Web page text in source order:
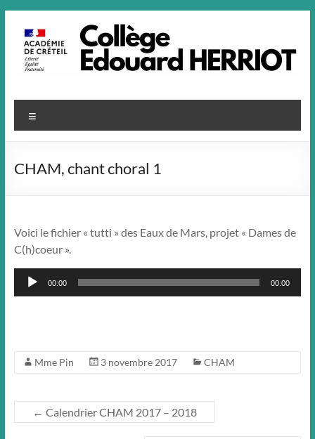
contenu
CHAM, chant choral 1
Voici le fichier « tutti » des Eaux de Mars, projet « Dames de
C(h)coeur ».
Lecteur
audio
00:00 00:00
Mme Pin 3 novembre 2017 CHAM
← Calendrier CHAM 2017 – 2018